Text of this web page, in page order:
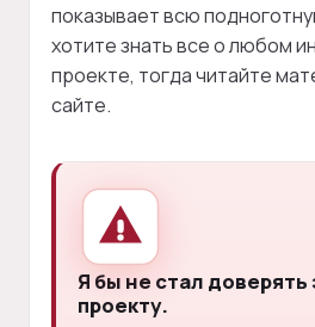
показывает всю
хотите знать все о любом
проекте, тогда читайте
сайте.
Я бы не стал доверять
проекту.